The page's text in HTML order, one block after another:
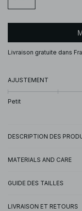
Livraison gratuite dans
AJUSTEMENT
Petit
DESCRIPTION DES
MATERIALS AND CARE
GUIDE DES TAILLES
LIVRAISON ET RETOURS